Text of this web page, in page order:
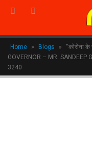
Home » Blogs »
“कोरोना के
GOVERNOR – MR. SANDEEP
3240